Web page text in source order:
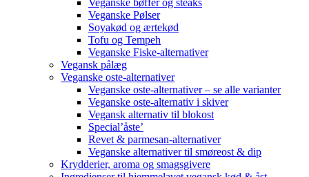
Veganske Pølser
Soyakød og ærtekød
Tofu og Tempeh
Veganske Fiske-alternativer
Vegansk pålæg
Veganske oste-alternativer
Veganske oste-alternativer – se alle varianter
Veganske oste-alternativ i skiver
Vegansk alternativ til blokost
Special’åste’
Revet & parmesan-alternativer
Veganske alternativer til smøreost & dip
Krydderier, aroma og smagsgivere